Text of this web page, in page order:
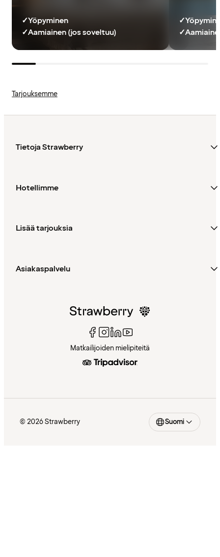
✓Yöpyminen
✓Aamiainen (jos soveltuu)
✓
✓
Tarjouksemme
Tietoja Strawberry
Hotellimme
Lisää tarjouksia
Asiakaspalvelu
Matkailijoiden mielipiteitä
© 2026 Strawberry Suomi